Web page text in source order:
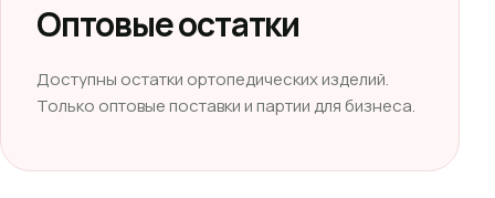
Оптовые остатки
Доступны остатки ортопедических изделий.
Только оптовые поставки и партии для бизнеса.